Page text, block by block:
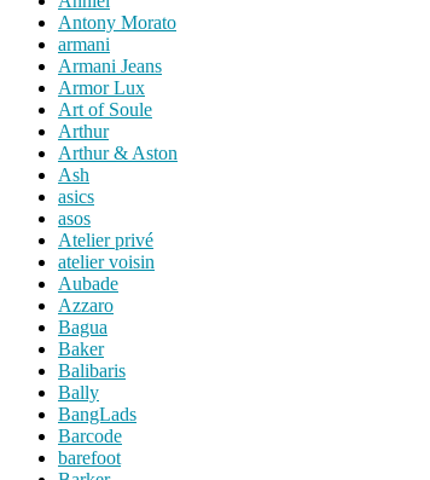
Antony Morato
armani
Armani Jeans
Armor Lux
Art of Soule
Arthur
Arthur & Aston
Ash
asics
asos
Atelier privé
atelier voisin
Aubade
Azzaro
Bagua
Baker
Balibaris
Bally
BangLads
Barcode
barefoot